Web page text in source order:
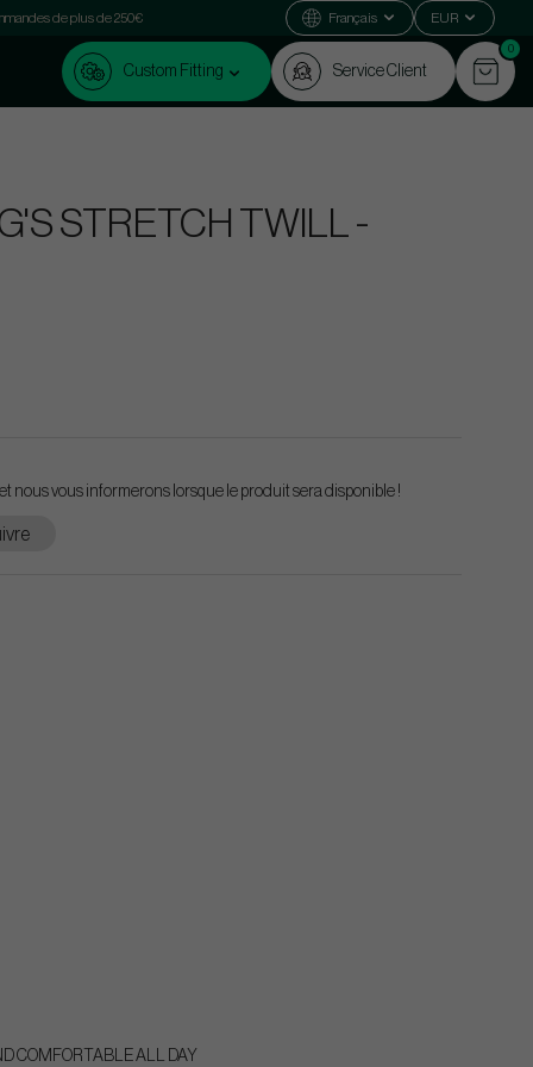
de plus de 250€ Français EUR
Custom Fitting Service Client
0
STRETCH TWILL -
nous vous informerons lorsque le produit sera disponible !
COMFORTABLE ALL DAY